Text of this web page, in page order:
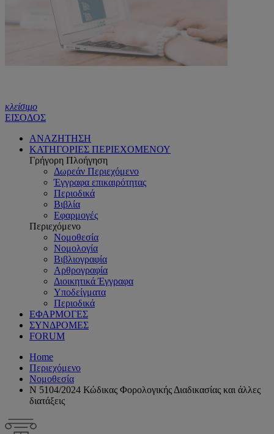
κλείσιμο
ΕΙΣΟΔΟΣ
ΑΝΑΖΗΤΗΣΗ
ΚΑΤΗΓΟΡΙΕΣ ΠΕΡΙΕΧΟΜΕΝΟΥ
Γρήγορη Πλοήγηση
Δωρεάν Περιεχόμενο
Έγγραφα επικαιρότητας
Περιοδικά
Βιβλία
Εφαρμογές
Περιεχόμενο
Νομοθεσία
Νομολογία
Βιβλιογραφία
Αρθρογραφία
Διοικητικά Έγγραφα
Υποδείγματα
Περιοδικά
ΕΦΑΡΜΟΓΕΣ
ΣΥΝΔΡΟΜΕΣ
FORUM
Home
Περιεχόμενο
Νομοθεσία
Ν 5104/2024 Κώδικας Φορολογικής Διαδικασίας και άλλες
διατάξεις